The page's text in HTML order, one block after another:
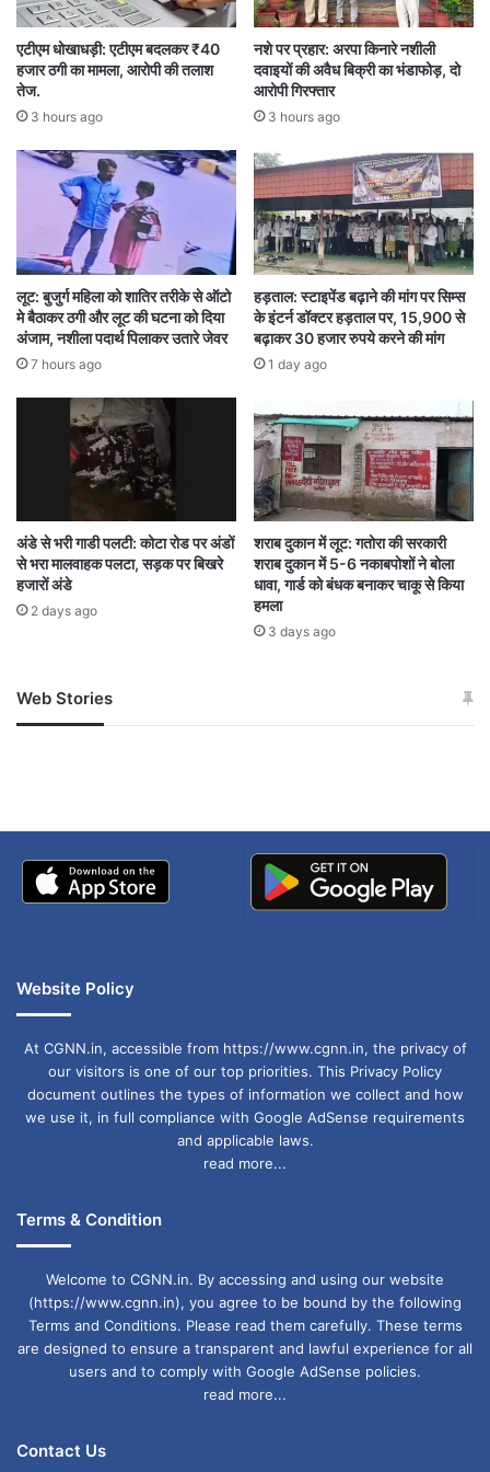
hadsa कार टक्कर बिलासपुर
मॉल
एटीएम धोखाधड़ी: एटीएम बदलकर ₹40
हजार ठगी का मामला, आरोपी की तलाश
तेज.
3 hours ago
नशे पर प्रहार: अरपा किनारे नशीली
दवाइयों की अवैध बिक्री का भंडाफोड़, दो
आरोपी गिरफ्तार
3 hours ago
लूट: बुजुर्ग महिला को शातिर तरीके से ऑटो
मे बैठाकर ठगी और लूट की घटना को दिया
अंजाम, नशीला पदार्थ पिलाकर उतारे जेवर
7 hours ago
हड़ताल: स्टाइपेंड बढ़ाने की मांग पर सिम्स
के इंटर्न डॉक्टर हड़ताल पर, 15,900 से
बढ़ाकर 30 हजार रुपये करने की मांग
1 day ago
अंडे से भरी गाडी पलटी: कोटा रोड पर अंडों
से भरा मालवाहक पलटा, सड़क पर बिखरे
हजारों अंडे
2 days ago
शराब दुकान में लूट: गतोरा की सरकारी
शराब दुकान में 5-6 नकाबपोशों ने बोला
धावा, गार्ड को बंधक बनाकर चाकू से किया
हमला
3 days ago
Web Stories
जम्मू-कश्मीर में बारिश से
अपडेट
खाई में धक्का… आरोपियों ने
Website Policy
At CGNN.in, accessible from https://www.cgnn.in, the privacy of
our visitors is one of our top priorities. This Privacy Policy
document outlines the types of information we collect and how
we use it, in full compliance with Google AdSense requirements
and applicable laws.
read more...
Terms & Condition
Welcome to CGNN.in. By accessing and using our website
(https://www.cgnn.in), you agree to be bound by the following
Terms and Conditions. Please read them carefully. These terms
are designed to ensure a transparent and lawful experience for all
users and to comply with Google AdSense policies.
read more...
Contact Us